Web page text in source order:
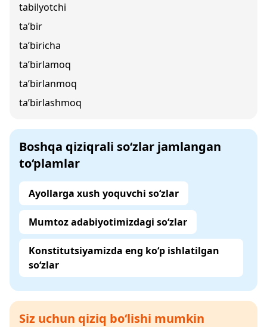
tabilyotchi
ta’bir
ta’biricha
ta’birlamoq
ta’birlanmoq
ta’birlashmoq
Boshqa qiziqrali so‘zlar jamlangan
to‘plamlar
Ayollarga xush yoquvchi so‘zlar
Mumtoz adabiyotimizdagi so‘zlar
Konstitutsiyamizda eng ko‘p ishlatilgan
so‘zlar
Siz uchun qiziq bo‘lishi mumkin